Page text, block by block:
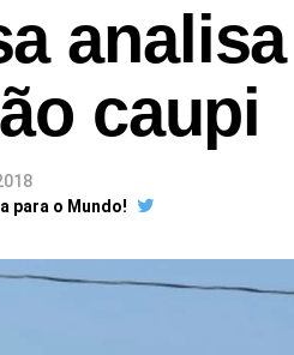
caupi
para o Mundo!